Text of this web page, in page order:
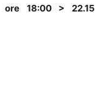
ore 18:00 > 22.15